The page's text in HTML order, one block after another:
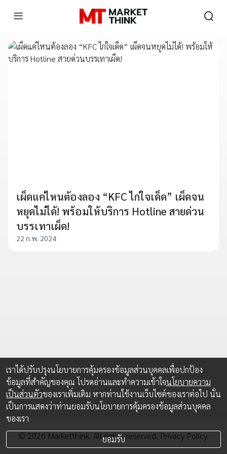
เผ็ดแค่ไหนต้องลอง “KFC ไก่ใจเด็ด” เผ็ดจน
หยุดไม่ได้! พร้อมให้บริการ Hotline สายด่วน
บรรเทาเผ็ด!
22 ก.พ. 2024
© 2026 Marketthink. All rights reserved. Privacy Policy.
เราได้ปรับปรุงนโยบายการคุ้มครองข้อมูลส่วนบุคคลเพื่อปกป้อง
ข้อมูลที่สำคัญของคุณ โปรดอ่านและทำความเข้าใจนโยบายความ
เป็นส่วนตัวของเราเพิ่มเติม หากท่านใช้งานเว็บไซต์ของเราต่อไป นั่น
เป็นการแสดงว่าท่านยอมรับนโยบายการคุ้มครองข้อมูลส่วนบุคคล
ของเรา
ยอมรับ